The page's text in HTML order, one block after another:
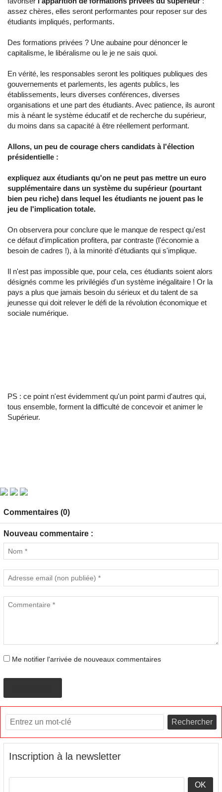
assez chères, elles seront performantes pour reposer sur des
étudiants impliqués, performants.
Des formations privées ? Une aubaine pour dénoncer le
capitalisme, le libéralisme ou le je ne sais quoi.
En vérité, les responsables seront les politiques publiques des
gouvernements et parlements, les agents publics, les
établissements, leurs diverses conférences, diverses
organisations et une part des étudiants. Avec patience, ils auront
mis à néant le système éducatif et de recherche du supérieur,
du moins dans sa capacité à être réellement performant.
Allons, un peu de courage chers candidats à l'élection
présidentielle :
expliquez aux étudiants qu'on ne peut pas mettre un euro
supplémentaire dans un système du supérieur (pourtant
bien peu riche) dans lequel les étudiants ne jouent pas le
jeu de l'implication totale.
On observera pour conclure que le manque de respect qu'est
ce défaut d'implication profitera, par contraste (l'économie a
besoin de cadres !), à la minorité d'étudiants qui s'implique.
Il n'est pas impossible que, pour cela, ces étudiants soient alors
désignés comme les privilégiés d'un système inégalitaire ! Or la
pays a plus que jamais besoin du sérieux et du talent de sa
jeunesse qui doit relever le défi de la révolution économique et
sociale numérique.
PS : ce point n'est évidemment qu'un point parmi d'autres qui,
tous ensemble, forment la difficulté de concevoir et animer le
Supérieur.
Commentaires (0)
Nouveau commentaire :
Me notifier l'arrivée de nouveaux commentaires
Rechercher
Inscription à la newsletter
OK